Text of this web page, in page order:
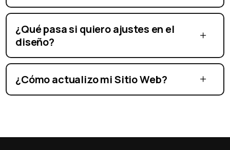
¿Qué pasa si quiero ajustes en el
diseño?
¿Cómo actualizo mi Sitio Web?